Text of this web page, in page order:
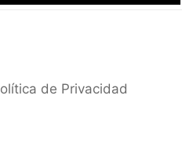
de Privacidad